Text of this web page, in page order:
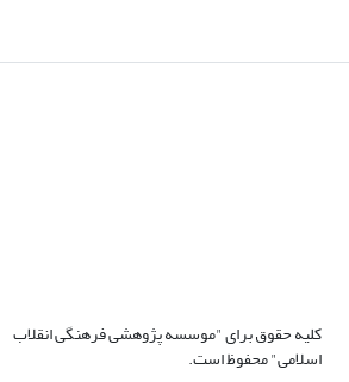
کلیه حقوق برای "موسسه پژوهشی فرهنگی انقلاب
اسلامی" محفوظ است.